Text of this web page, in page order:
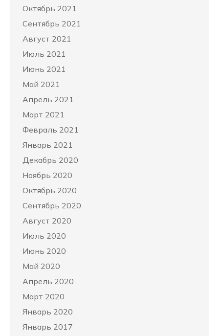
Октябрь 2021
Сентябрь 2021
Август 2021
Июль 2021
Июнь 2021
Май 2021
Апрель 2021
Март 2021
Февраль 2021
Январь 2021
Декабрь 2020
Ноябрь 2020
Октябрь 2020
Сентябрь 2020
Август 2020
Июль 2020
Июнь 2020
Май 2020
Апрель 2020
Март 2020
Январь 2020
Январь 2017